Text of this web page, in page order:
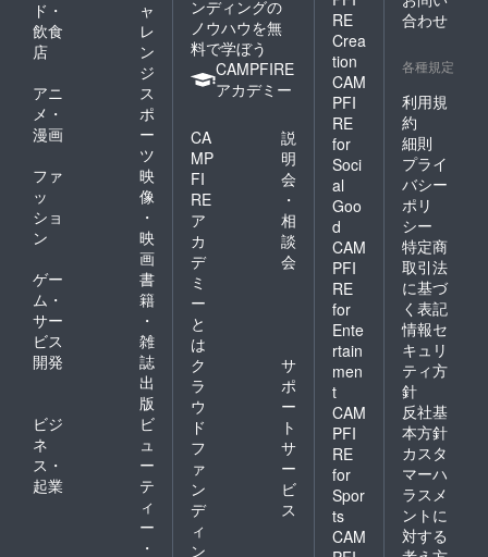
の月末
です。
のリ
金額に
は送料
が含ま
れてい
ます。
※ご注文
状況、
使用部
材の供
給状
況、製
造工程
上の都
合等に
より出
荷時期
が遅れ
る場合
があり
ます。
ファン
ディン
この機
か手に
入らな
い特別
なセッ
す！ ※
国内配
送のみ
となり
ます。
※お届け
日は
「お届
け予
定」月
の月末
です。
※こちら
のリ
ターン
金額に
は送料
が含ま
れてい
ます。
※ご注文
合等に
より出
が遅れ
があり
ます。
国内の
ド・
飲食
店
ャ
レ
ン
ジ
アニ
メ・
漫画
ス
ポ
ー
ツ
ファ
ッ
ショ
ン
映
像
・
映
画
ゲー
ム・
サー
ビス
開発
書
籍
・
雑
誌
出
版
ビジ
ネ
ス・
起業
ビ
ュ
ー
テ
ィ
ー
・
ンディングの
ノウハウを無
料で学ぼう
CAMPFIRE
アカデミー
CA
MP
FI
RE
ア
カ
デ
ミ
ー
と
は
説
明
会
・
相
談
会
ク
ラ
ウ
ド
フ
ァ
ン
デ
ィ
ン
サ
ポ
ー
ト
サ
ー
ビ
ス
RE
Crea
tion
CAM
PFI
RE
for
Soci
al
Goo
d
CAM
PFI
RE
for
Ente
rtain
men
t
CAM
PFI
RE
for
Spor
ts
CAM
合わせ
各種規定
利用規
約
細則
プライ
バシー
ポリ
シー
特定商
取引法
に基づ
く表記
情報セ
キュリ
ティ方
針
反社基
本方針
カスタ
マーハ
ラスメ
ントに
対する